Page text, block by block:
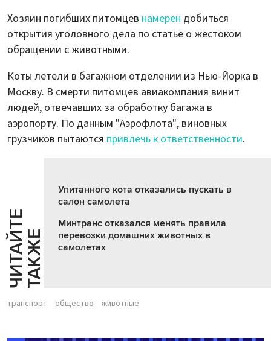
Хозяин погибших питомцев намерен добиться
открытия уголовного дела по статье о жестоком
обращении с животными.
Коты летели в багажном отделении из Нью-Йорка в
Москву. В смерти питомцев авиакомпания винит
людей, отвечавших за обработку багажа в
аэропорту. По данным "Аэрофлота", виновных
грузчиков пытаются привлечь к ответственности.
Ч
И
Т
АЙ
Т
Е
Т
А
К
ЖЕ
Упитанного кота отказались пускать в
салон самолета
Минтранс отказался менять правила
перевозки домашних животных в
самолетах
транспорт общество животные